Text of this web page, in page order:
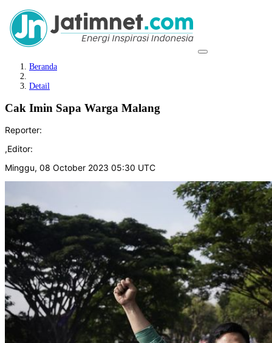
Beranda
Detail
Cak Imin Sapa Warga Malang
Reporter:
,Editor:
Minggu, 08 October 2023 05:30 UTC